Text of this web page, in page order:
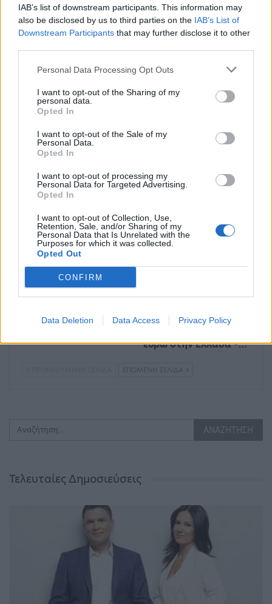
IAB’s list of downstream participants. This information may
also be disclosed by us to third parties on the IAB’s List of
Downstream Participants that may further disclose it to other
Personal Data Processing Opt Outs
I want to opt-out of the Sharing of my
personal data.
Opted In
I want to opt-out of the Sale of my
Personal Data.
Opted In
I want to opt-out of processing my
Personal Data for Targeted Advertising.
Opted In
I want to opt-out of Collection, Use,
Retention, Sale, and/or Sharing of my
Personal Data that Is Unrelated with the
Purposes for which it was collected.
Opted Out
CONFIRM
Data Deletion Data Access Privacy Policy
Μπορεί επίσης να σε ενδιαφέρει
τα οφέλη των
υγιεινών γευμάτων με
ανθυγιεινά σνακ
Σαββατοκύριακο οι
ακτιβιστές για τα
ΔΙΕΘΝΉ
δέχθηκε σεξουαλική
ΟΙΚΟΝΟΜΊΑ
Λάιεν: Μπορούν να
ευρώ στην Ελλάδα –…
ΕΠΌΜΕΝΗ ΣΕΛΊΔΑ
Τελευταίες Δημοσιεύσεις